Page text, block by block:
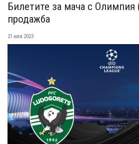
Билетите за мача с Олимпия
продажба
21 юли 2023